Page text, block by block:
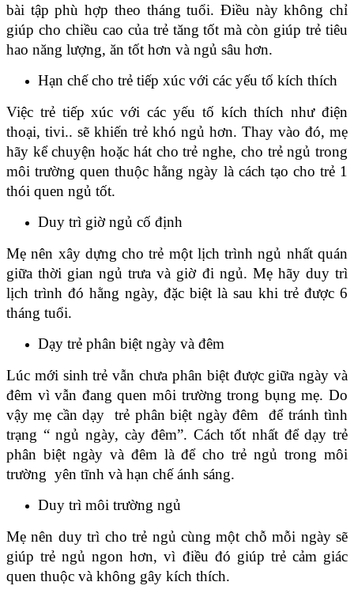
bài tập phù hợp theo tháng tuổi. Điều này không chỉ
giúp cho chiều cao của trẻ tăng tốt mà còn giúp trẻ tiêu
hao năng lượng, ăn tốt hơn và ngủ sâu hơn.
Hạn chế cho trẻ tiếp xúc với các yếu tố kích thích
Việc trẻ tiếp xúc với các yếu tố kích thích như điện
thoại, tivi.. sẽ khiến trẻ khó ngủ hơn. Thay vào đó, mẹ
hãy kể chuyện hoặc hát cho trẻ nghe, cho trẻ ngủ trong
môi trường quen thuộc hằng ngày là cách tạo cho trẻ 1
thói quen ngủ tốt.
Duy trì giờ ngủ cố định
Mẹ nên xây dựng cho trẻ một lịch trình ngủ nhất quán
giữa thời gian ngủ trưa và giờ đi ngủ. Mẹ hãy duy trì
lịch trình đó hằng ngày, đặc biệt là sau khi trẻ được 6
tháng tuổi.
Dạy trẻ phân biệt ngày và đêm
Lúc mới sinh trẻ vẫn chưa phân biệt được giữa ngày và
đêm vì vẫn đang quen môi trường trong bụng mẹ. Do
vậy mẹ cần dạy  trẻ phân biệt ngày đêm  để tránh tình
trạng “ ngủ ngày, cày đêm”. Cách tốt nhất để dạy trẻ
phân biệt ngày và đêm là để cho trẻ ngủ trong môi
trường  yên tĩnh và hạn chế ánh sáng.
Duy trì môi trường ngủ
Mẹ nên duy trì cho trẻ ngủ cùng một chỗ mỗi ngày sẽ
giúp trẻ ngủ ngon hơn, vì điều đó giúp trẻ cảm giác
quen thuộc và không gây kích thích.